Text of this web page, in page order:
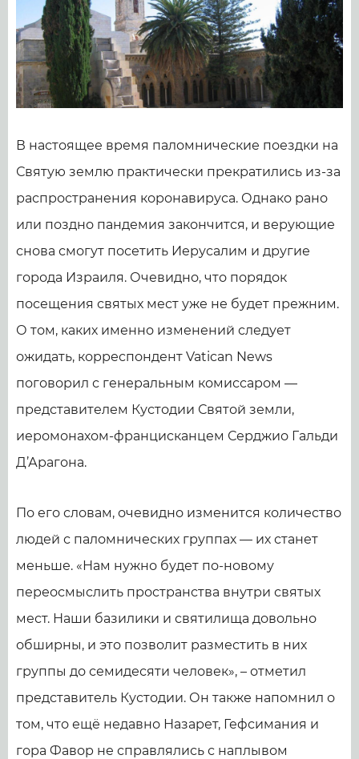
В настоящее время паломнические поездки на
Святую землю практически прекратились из-за
распространения коронавируса. Однако рано
или поздно пандемия закончится, и верующие
снова смогут посетить Иерусалим и другие
города Израиля. Очевидно, что порядок
посещения святых мест уже не будет прежним.
О том, каких именно изменений следует
ожидать, корреспондент Vatican News
поговорил с генеральным комиссаром —
представителем Кустодии Святой земли,
иеромонахом-францисканцем Серджио Гальди
Д’Арагона.
По его словам, очевидно изменится количество
людей с паломнических группах — их станет
меньше. «Нам нужно будет по-новому
переосмыслить пространства внутри святых
мест. Наши базилики и святилища довольно
обширны, и это позволит разместить в них
группы до семидесяти человек», – отметил
представитель Кустодии. Он также напомнил о
том, что ещё недавно Назарет, Гефсимания и
гора Фавор не справлялись с наплывом